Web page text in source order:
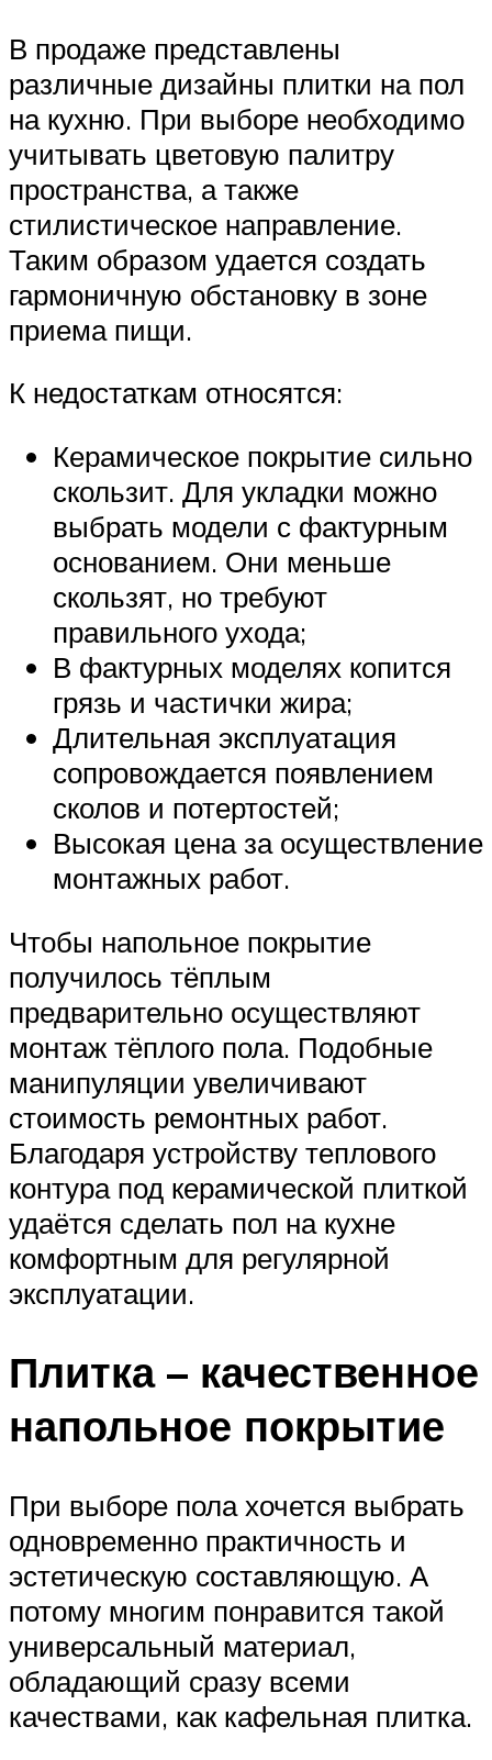
В продаже представлены
различные дизайны плитки на пол
на кухню. При выборе необходимо
учитывать цветовую палитру
пространства, а также
стилистическое направление.
Таким образом удается создать
гармоничную обстановку в зоне
приема пищи.
К недостаткам относятся:
Керамическое покрытие сильно
скользит. Для укладки можно
выбрать модели с фактурным
основанием. Они меньше
скользят, но требуют
правильного ухода;
В фактурных моделях копится
грязь и частички жира;
Длительная эксплуатация
сопровождается появлением
сколов и потертостей;
Высокая цена за осуществление
монтажных работ.
Чтобы напольное покрытие
получилось тёплым
предварительно осуществляют
монтаж тёплого пола. Подобные
манипуляции увеличивают
стоимость ремонтных работ.
Благодаря устройству теплового
контура под керамической плиткой
удаётся сделать пол на кухне
комфортным для регулярной
эксплуатации.
Плитка ­– качественное
напольное покрытие
При выборе пола хочется выбрать
одновременно практичность и
эстетическую составляющую. А
потому многим понравится такой
универсальный материал,
обладающий сразу всеми
качествами, как кафельная плитка.